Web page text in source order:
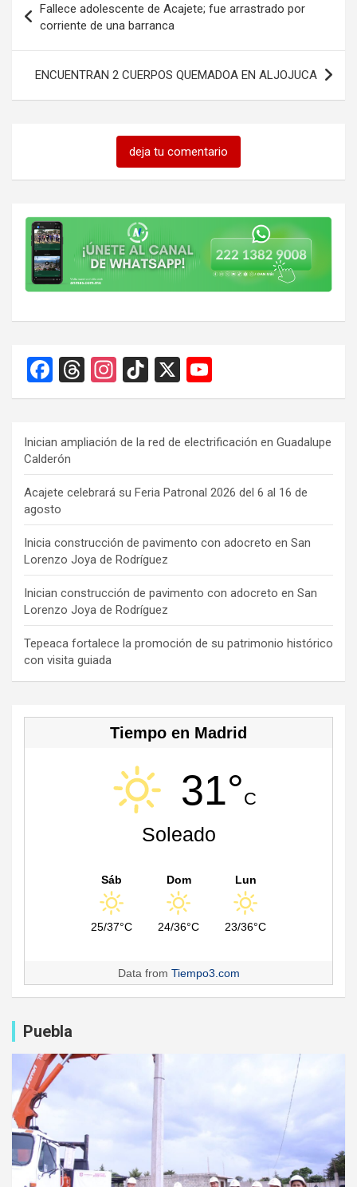
de
entradas
Fallece adolescente de Acajete; fue arrastrado por
corriente de una barranca
ENCUENTRAN 2 CUERPOS QUEMADOA EN ALJOJUCA
deja tu comentario
F
a
b
o
o
k
T
hr
a
d
s
In
st
gr
a
m
Ti
k
o
k
X
o
T
u
b
e
C
h
a
n
n
el
Inician ampliación de la red de electrificación en Guadalupe
Calderón
Acajete celebrará su Feria Patronal 2026 del 6 al 16 de
agosto
Inicia construcción de pavimento con adocreto en San
Lorenzo Joya de Rodríguez
Inician construcción de pavimento con adocreto en San
Lorenzo Joya de Rodríguez
Tepeaca fortalece la promoción de su patrimonio histórico
con visita guiada
Tiempo en Madrid
31°C
Soleado
Sáb
25/37°C
Dom
24/36°C
Lun
23/36°C
Data from Tiempo3.com
Puebla